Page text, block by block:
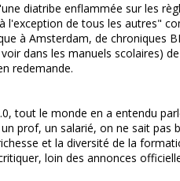
diatribe enflammée sur les
l'exception de tous les autres"
à Amsterdam, de chroniques
dans les manuels scolaires)
redemande.
tout le monde en a entendu
prof, un salarié, on ne sait pas
et la diversité de la
loin des annonces